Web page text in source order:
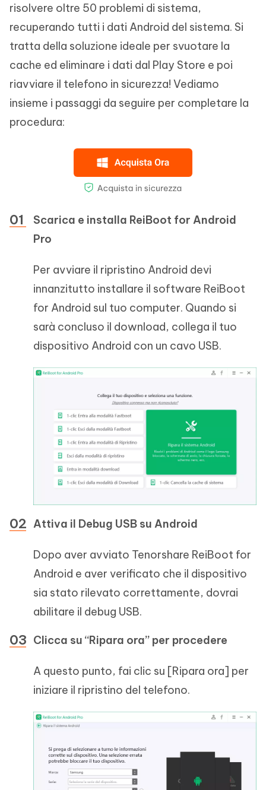
risolvere oltre 50 problemi di sistema,
recuperando tutti i dati Android del sistema. Si
tratta della soluzione ideale per svuotare la
cache ed eliminare i dati dal Play Store e poi
riavviare il telefono in sicurezza! Vediamo
insieme i passaggi da seguire per completare la
procedura:
Scarica e installa ReiBoot for Android
Pro
Per avviare il ripristino Android devi
innanzitutto installare il software ReiBoot
for Android sul tuo computer. Quando si
sarà concluso il download, collega il tuo
dispositivo Android con un cavo USB.
Attiva il Debug USB su Android
Dopo aver avviato Tenorshare ReiBoot for
Android e aver verificato che il dispositivo
sia stato rilevato correttamente, dovrai
abilitare il debug USB.
Clicca su “Ripara ora” per procedere
A questo punto, fai clic su [Ripara ora] per
iniziare il ripristino del telefono.